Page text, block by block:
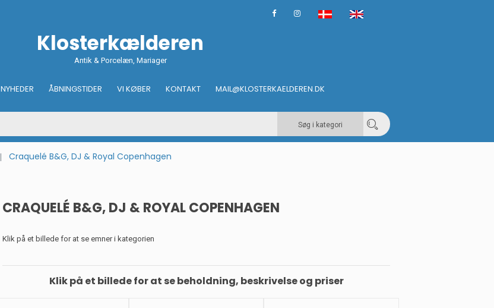
Klosterkælderen
Antik & Porcelæn, Mariager
NYHEDER ÅBNINGSTIDER VI KØBER KONTAKT MAIL@KLOSTERKAELDEREN.DK
Søg i kategori
Craquelé B&G, DJ & Royal Copenhagen
CRAQUELÉ B&G, DJ & ROYAL COPENHAGEN
Klik på et billede for at se emner i kategorien
Klik på et billede for at se beholdning, beskrivelse og priser